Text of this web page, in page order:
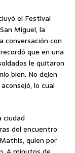
el Festival
Miguel, la
conversación con
que en una
le quitaron
bien. No dejen
lo cual
ciudad
del encuentro
quien por